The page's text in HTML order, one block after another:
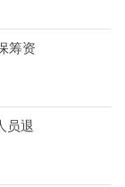
筹资
员退